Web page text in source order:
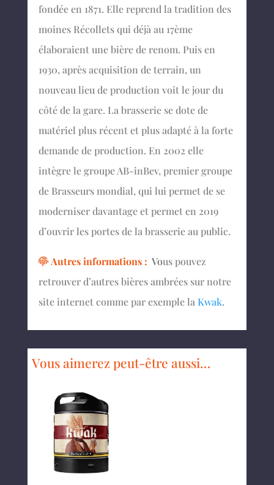
fondée en 1871. Elle reprend la tradition des
moines Récollets qui déjà au 17ème
élaboraient une bière de renom. Puis en
1930, après acquisition de terrain, un
nouveau lieu de production voit le jour du
côté de la gare. La brasserie se dote de
matériel plus récent et plus adapté à la forte
demande de production. En 2002 elle
intègre le groupe AB-inBev, premier groupe
de Brasseurs mondial, qui lui permet de se
moderniser davantage et permet en 2019
d’ouvrir les portes de la brasserie au public.
Autres informations : Vous pouvez
retrouver d’autres bières ambrées sur notre
site internet comme par exemple la Kwak.
Vous aimerez peut-être aussi…